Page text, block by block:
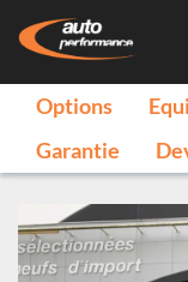
Options
Garantie